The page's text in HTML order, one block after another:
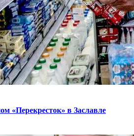
«Перекресток» в Заславле